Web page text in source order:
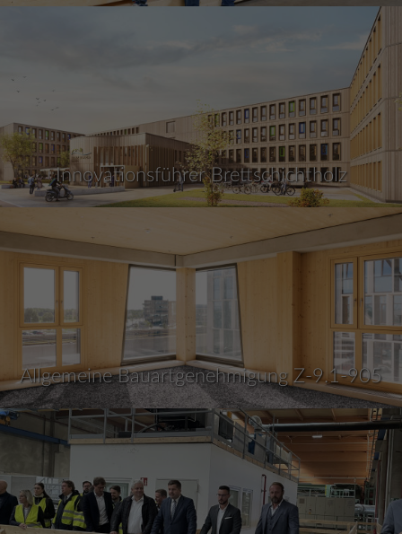
Innovationsführer Brettschichtholz
Allgemeine Bauartgenehmigung Z-9.1-905